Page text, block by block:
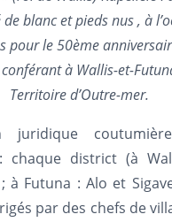
blanc et pieds nus , à
pour le 50ème
à Wallis-et-
Territoire d’Outre-mer.
juridique
chaque district (à
à Futuna : Alo et
par des chefs de